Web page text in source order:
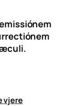
vjere